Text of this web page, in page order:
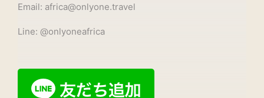
Email: africa@onlyone.travel
Line: @onlyoneafrica